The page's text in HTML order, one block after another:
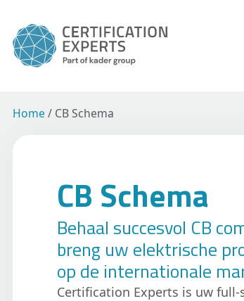
Home / CB Schema
CB Schema
Behaal succesvol CB
breng uw elektrische
op de internationale
Certification Experts is uw